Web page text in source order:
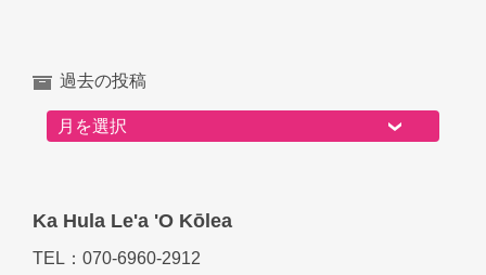
過去の投稿
過去の投稿
Ka Hula Le'a 'O Kōlea
TEL：070-6960-2912